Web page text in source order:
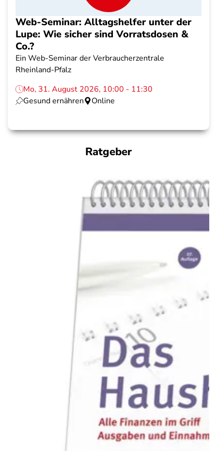
Web-Seminar: Alltagshelfer unter der
Lupe: Wie sicher sind Vorratsdosen &
Co.?
Ein Web-Seminar der Verbraucherzentrale
Rheinland-Pfalz
Mo, 31. August 2026, 10:00 - 11:30
Gesund ernähren
Online
Ratgeber